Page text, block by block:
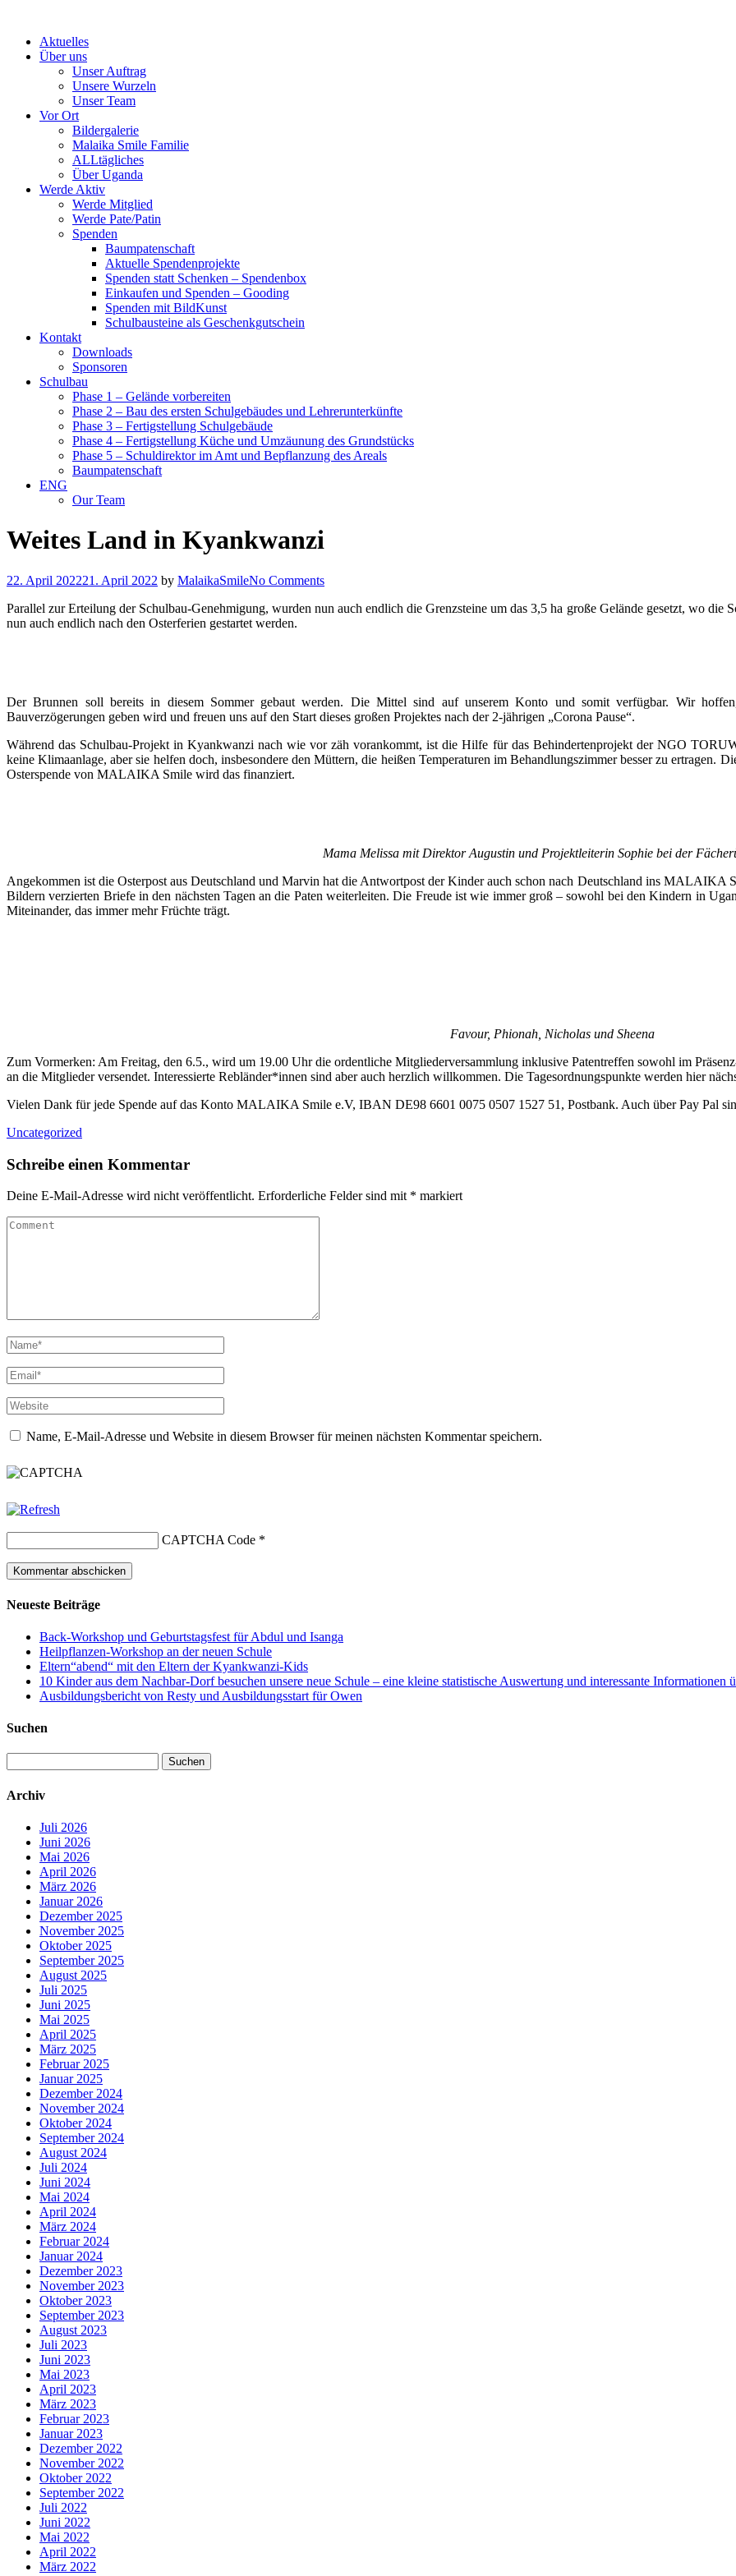
contentAktuelles
Über uns
Unser Auftrag
Unsere Wurzeln
Unser Team
Vor Ort
Bildergalerie
Malaika Smile Familie
ALLtägliches
Über Uganda
Werde Aktiv
Werde Mitglied
Werde Pate/Patin
Spenden
Baumpatenschaft
Aktuelle Spendenprojekte
Spenden statt Schenken – Spendenbox
Einkaufen und Spenden – Gooding
Spenden mit BildKunst
Schulbausteine als Geschenkgutschein
Kontakt
Downloads
Sponsoren
Schulbau
Phase 1 – Gelände vorbereiten
Phase 2 – Bau des ersten Schulgebäudes und Lehrerunterkünfte
Phase 3 – Fertigstellung Schulgebäude
Phase 4 – Fertigstellung Küche und Umzäunung des Grundstücks
Phase 5 – Schuldirektor im Amt und Bepflanzung des Areals
Baumpatenschaft
ENG
Our Team
Weites Land in Kyankwanzi
22. April 202221. April 2022 by MalaikaSmileNo Comments
Parallel zur Erteilung der Schulbau-Genehmigung, wurden nun auch endlich die Grenzsteine um das 3,5 ha große Gelände gesetzt, wo die
nun auch endlich nach den Osterferien gestartet werden.
Der Brunnen soll bereits in diesem Sommer gebaut werden. Die Mittel sind auf unserem Konto und somit verfügbar. Wir
Bauverzögerungen geben wird und freuen uns auf den Start dieses großen Projektes nach der 2-jährigen „Corona Pause“.
Während das Schulbau-Projekt in Kyankwanzi nach wie vor zäh vorankommt, ist die Hilfe für das Behindertenprojekt der NGO
keine Klimaanlage, aber sie helfen doch, insbesondere den Müttern, die heißen Temperaturen im Behandlungszimmer besser zu ertragen.
Osterspende von MALAIKA Smile wird das finanziert.
Mama Melissa mit Direktor Augustin und Projektleiterin Sophie bei der
Angekommen ist die Osterpost aus Deutschland und Marvin hat die Antwortpost der Kinder auch schon nach Deutschland ins
Bildern verzierten Briefe in den nächsten Tagen an die Paten weiterleiten. Die Freude ist wie immer groß – sowohl bei den Kindern in
Miteinander, das immer mehr Früchte trägt.
Favour, Phionah, Nicholas und Sheena
Zum Vormerken: Am Freitag, den 6.5., wird um 19.00 Uhr die ordentliche Mitgliederversammlung inklusive Patentreffen sowohl im
an die Mitglieder versendet. Interessierte Rebländer*innen sind aber auch herzlich willkommen. Die Tagesordnungspunkte werden hier
Vielen Dank für jede Spende auf das Konto MALAIKA Smile e.V, IBAN DE98 6601 0075 0507 1527 51, Postbank. Auch über Pay Pal
Uncategorized
Schreibe einen Kommentar
Deine E-Mail-Adresse wird nicht veröffentlicht. Erforderliche Felder sind mit * markiert
Name, E-Mail-Adresse und Website in diesem Browser für meinen nächsten Kommentar speichern.
CAPTCHA Code *
Neueste Beiträge
Back-Workshop und Geburtstagsfest für Abdul und Isanga
Heilpflanzen-Workshop an der neuen Schule
Eltern“abend“ mit den Eltern der Kyankwanzi-Kids
10 Kinder aus dem Nachbar-Dorf besuchen unsere neue Schule – eine kleine statistische Auswertung und interessante Informationen
Ausbildungsbericht von Resty und Ausbildungsstart für Owen
Suchen
nach:
Archiv
Juli 2026
Juni 2026
Mai 2026
April 2026
März 2026
Januar 2026
Dezember 2025
November 2025
Oktober 2025
September 2025
August 2025
Juli 2025
Juni 2025
Mai 2025
April 2025
März 2025
Februar 2025
Januar 2025
Dezember 2024
November 2024
Oktober 2024
September 2024
August 2024
Juli 2024
Juni 2024
Mai 2024
April 2024
März 2024
Februar 2024
Januar 2024
Dezember 2023
November 2023
Oktober 2023
September 2023
August 2023
Juli 2023
Juni 2023
Mai 2023
April 2023
März 2023
Februar 2023
Januar 2023
Dezember 2022
November 2022
Oktober 2022
September 2022
Juli 2022
Juni 2022
Mai 2022
April 2022
März 2022